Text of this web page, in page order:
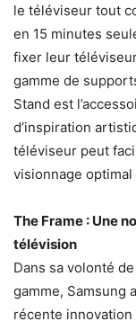
le téléviseur tout
en 15 minutes
fixer leur
gamme de
Stand est
d’inspiration
téléviseur peut
visionnage
The Frame : Une
télévision
Dans sa volonté
gamme, Samsung
récente innovation